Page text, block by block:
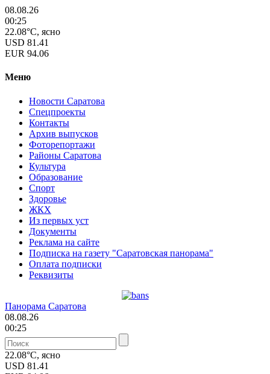
08.08.26
00:25
22.08°C, ясно
USD 81.41
EUR 94.06
Меню
Новости Саратова
Спецпроекты
Контакты
Архив выпусков
Фоторепортажи
Районы Саратова
Культура
Образование
Спорт
Здоровье
ЖКХ
Из пеpвых уст
Документы
Реклама на сайте
Подписка на газету "Саратовская панорама"
Оплата подписки
Реквизиты
Панорама Саратова
08.08.26
00:25
22.08°C, ясно
USD 81.41